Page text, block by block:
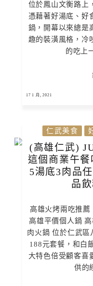
位於鳳山文衡路上
憑藉著好湯底、好
鍋，開幕以來總是
趣的裝潢風格，冷
的吃上
17 1 月, 2021
仁武美食
(高雄仁武)
這個商業午
5湯底3肉品
品
高雄火烤兩吃推
高雄平價個人鍋
肉火鍋 位於仁武區
188元套餐，和白
大特色倍受顧客喜
供的